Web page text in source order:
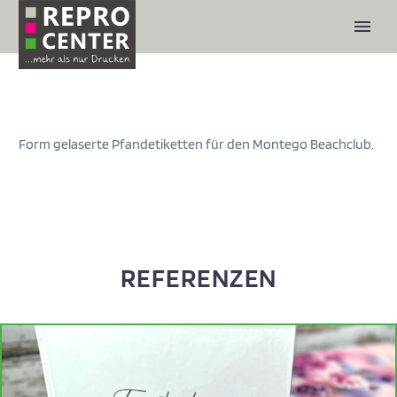
Form gelaserte Pfandetiketten für den Montego Beachclub.
REFERENZEN